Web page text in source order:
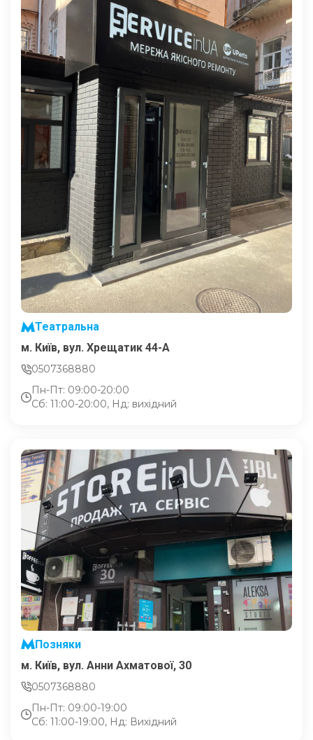
Театральна
м. Київ, вул. Хрещатик 44-A
0507368880
Пн-Пт: 09:00-20:00
Сб: 11:00-20:00, Нд: вихідний
Позняки
м. Київ, вул. Анни Ахматової, 30
0507368880
Пн-Пт: 09:00-19:00
Сб: 11:00-19:00, Нд: Вихідний